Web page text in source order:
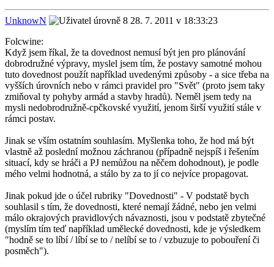
UnknowN
28. 7. 2011 v 18:33:23
Folcwine:
Když jsem říkal, že ta dovednost nemusí být jen pro plánování
dobrodružné výpravy, myslel jsem tím, že postavy samotné mohou
tuto dovednost použít například uvedenými způsoby - a sice třeba na
vyšších úrovních nebo v rámci pravidel pro "Svět" (proto jsem taky
zmiňoval ty pohyby armád a stavby hradů). Neměl jsem tedy na
mysli nedobrodružně-cpčkovské využití, jenom širší využití stále v
rámci postav.
Jinak se vším ostatním souhlasím. Myšlenka toho, že hod má být
vlastně až poslední možnou záchranou (případně nejspíš i řešením
situací, kdy se hráči a PJ nemůžou na něčem dohodnout), je podle
mého velmi hodnotná, a stálo by za to jí co nejvíce propagovat.
Jinak pokud jde o účel rubriky "Dovednosti" - V podstatě bych
souhlasil s tím, že dovednosti, které nemají žádné, nebo jen velmi
málo okrajových pravidlových návaznosti, jsou v podstatě zbytečné
(myslím tím teď například umělecké dovednosti, kde je výsledkem
"hodně se to líbí / líbí se to / nelíbí se to / vzbuzuje to pobouření či
posměch").